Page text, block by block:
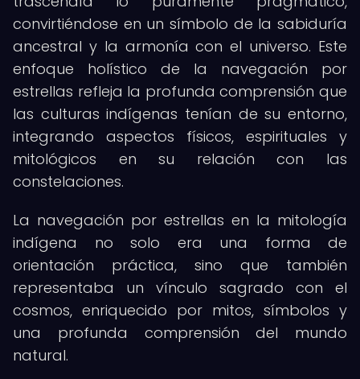
convirtiéndose en un símbolo de la sabiduría
ancestral y la armonía con el universo. Este
enfoque holístico de la navegación por
estrellas refleja la profunda comprensión que
las culturas indígenas tenían de su entorno,
integrando aspectos físicos, espirituales y
mitológicos en su relación con las
constelaciones.
La navegación por estrellas en la mitología
indígena no solo era una forma de
orientación práctica, sino que también
representaba un vínculo sagrado con el
cosmos, enriquecido por mitos, símbolos y
una profunda comprensión del mundo
natural.